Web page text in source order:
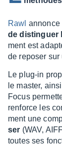
Rawl annonce
de distin­guer
ment est
de repo­ser
Le plug-in
le master,
Focus
renforce les
ment une
ser (WAV,
toutes ses